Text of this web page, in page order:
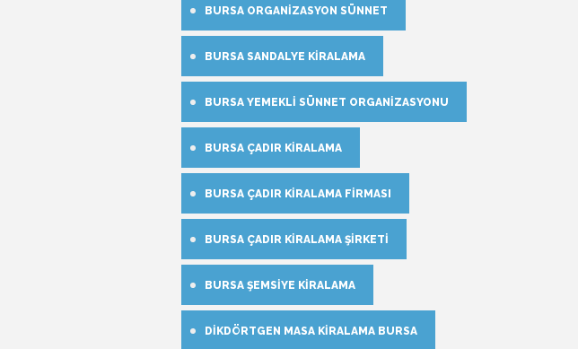
BURSA ORGANIZASYON SÜNNET
BURSA SANDALYE KIRALAMA
BURSA YEMEKLI SÜNNET ORGANIZASYONU
BURSA ÇADIR KIRALAMA
BURSA ÇADIR KIRALAMA FIRMASI
BURSA ÇADIR KIRALAMA ŞIRKETI
BURSA ŞEMSIYE KIRALAMA
DIKDÖRTGEN MASA KIRALAMA BURSA